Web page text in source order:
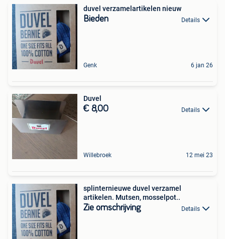
duvel verzamelartikelen nieuw
Bieden Details
Genk 6 jan 26
Duvel
€ 8,00 Details
Willebroek 12 mei 23
splinternieuwe duvel verzamel
artikelen. Mutsen, mosselpot..
Zie omschrijving Details